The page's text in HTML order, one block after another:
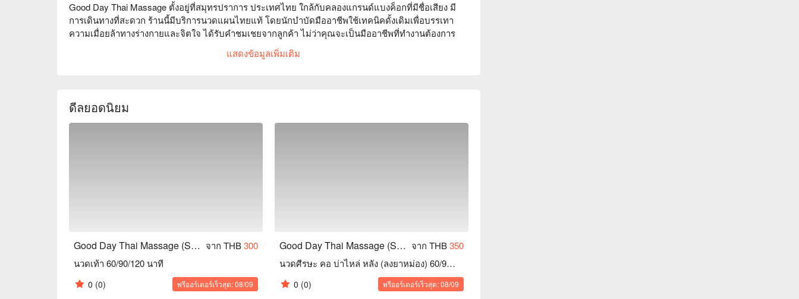
Good Day Thai Massage ตั้งอยู่ที่สมุทรปราการ ประเทศไทย ใกล้กับคลองแกรนด์แบงค็อกที่มีชื่อเสียง มี
การเดินทางที่สะดวก ร้านนี้มีบริการนวดแผนไทยแท้ โดยนักบำบัดมืออาชีพใช้เทคนิคดั้งเดิมเพื่อบรรเทา
ความเมื่อยล้าทางร่างกายและจิตใจ ได้รับคำชมเชยจากลูกค้า ไม่ว่าคุณจะเป็นมืออาชีพที่ทำงานต้องการ
ผ่อนคลายหรือเป็นนักท่องเที่ยวที่ต้องการเติมพลัง นี่คือทางเลือกที่เหมาะสม ลูกค้าชื่นชมบรรยากาศที่
สะดวกสบายและการบริการที่อบอุ่น ทำให้ผู้มาเยือนทุกคนได้สัมผัสประสบการณ์นวดที่น่าพอใจ จองผ่าน
แสดงข้อมูลเพิ่มเติม
ดีลยอดนิยม
Good Day Thai Massage (Samut Prakan) จาก THB300
นวดเท้า 60/90/120 นาที
0 (0) พรีออร์เดอร์เร็วสุด: 08/09
Good Day Thai Massage (Samut Prakan) จาก THB350
นวดศีรษะ คอ บ่าไหล่ หลัง (ลงยาหม่อง) 60/90/120 นาที
0 (0) พรีออร์เดอร์เร็วสุด: 08/09